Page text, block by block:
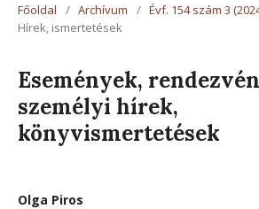
Főoldal / Archívum / Évf. 154 szám 3
Hírek, ismertetések
Események,
személyi hírek,
könyvismertetések
Olga Piros